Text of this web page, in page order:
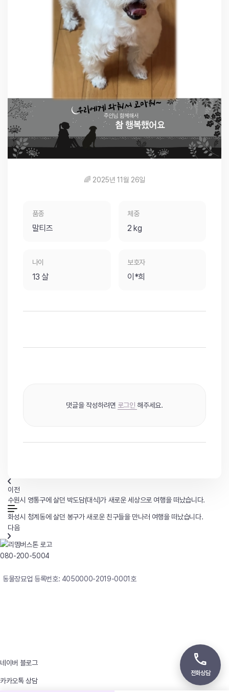
🌈 2025년 11월 26일
품종
말티즈
체중
2 kg
나이
13 살
보호자
이*희
댓글을 작성하려면 로그인 해주세요.
이전
수원시 영통구에 살던 박도담(대식)가 새로운 세상으로 여행을 떠났습니다.
화성시 청계동에 살던 봉구가 새로운 친구들을 만나러 여행을 떠났습니다.
다음
080-200-5004
동물장묘업 등록번호: 4050000-2019-0001호
네이버 블로그
카카오톡 상담
전화상담